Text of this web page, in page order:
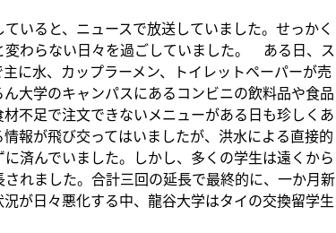
いると、ニュースで放送していました。せっかく
変わらない日々を過ごしていました。 ある日、ス
に水、カップラーメン、トイレットペーパーが売
大学のキャンパスにあるコンビニの飲料品や食品
不足で注文できないメニューがある日も珍しくあ
報が飛び交ってはいましたが、洪水による直接的
済んでいました。しかし、多くの学生は遠くから
れました。合計三回の延長で最終的に、一か月新
が日々悪化する中、龍谷大学はタイの交換留学生